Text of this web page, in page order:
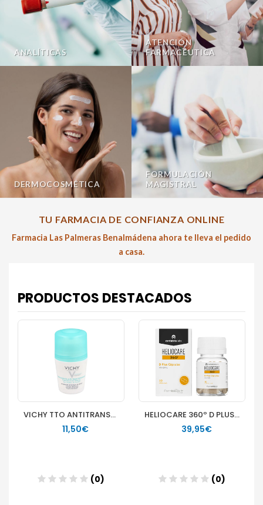
ANALÍTICAS
ATENCIÓN
FARMACÉUTICA
DERMOCOSMÉTICA
FORMULACIÓN
MAGISTRAL
TU FARMACIA DE CONFIANZA ONLINE
Farmacia Las Palmeras Benalmádena ahora te lleva el pedido
a casa.